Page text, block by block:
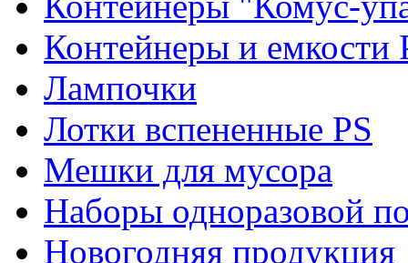
Контейнеры и емкости
Лампочки
Лотки вспененные PS
Мешки для мусора
Наборы одноразовой
Новогодняя продукция